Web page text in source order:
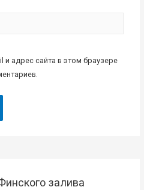
и адрес сайта в этом браузере
залива